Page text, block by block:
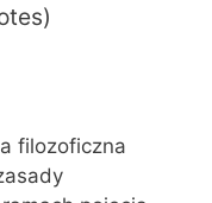
filozoficzna